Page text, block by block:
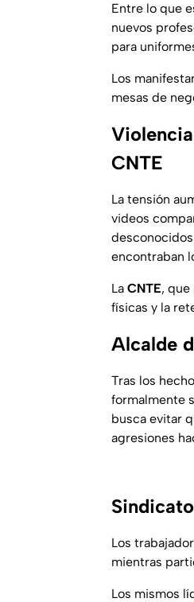
Entre lo que
nuevos
para
Los
mesas de
CNTE
La tensión
videos
encontraban
La CNTE, que
físicas y la
Alcalde
Tras los
formalmente
busca evitar
agresiones
Los
mientras
Los mismos